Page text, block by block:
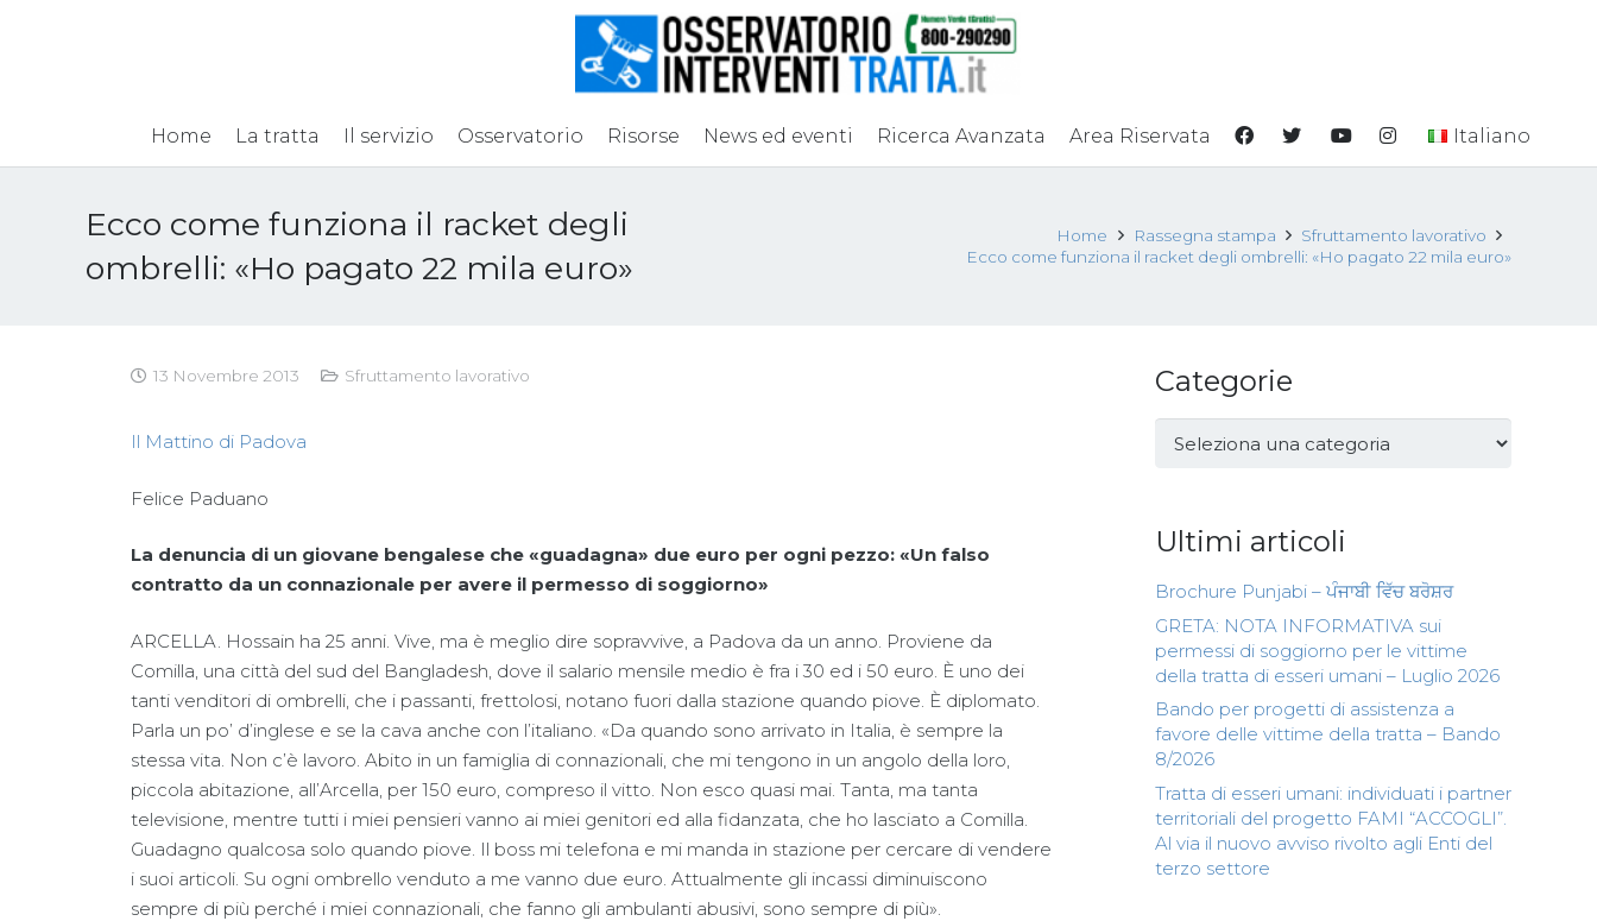
Home La tratta Il servizio Osservatorio Risorse News ed eventi Ricerca Avanzata Area Riservata Italiano
Ecco come funziona il racket degli
ombrelli: «Ho pagato 22 mila euro»
Home Rassegna stampa
Sfruttamento lavorativo
Ecco come funziona il racket degli ombrelli: «Ho pagato 22 mila euro»
13 Novembre 2013 Sfruttamento lavorativo
Il Mattino di Padova
Felice Paduano
La denuncia di un giovane bengalese che «guadagna» due euro per ogni pezzo: «Un falso
contratto da un connazionale per avere il permesso di soggiorno»
ARCELLA. Hossain ha 25 anni. Vive, ma è meglio dire sopravvive, a Padova da un anno. Proviene da
Comilla, una città del sud del Bangladesh, dove il salario mensile medio è fra i 30 ed i 50 euro. È uno dei
tanti venditori di ombrelli, che i passanti, frettolosi, notano fuori dalla stazione quando piove. È diplomato.
Parla un po’ d’inglese e se la cava anche con l’italiano. «Da quando sono arrivato in Italia, è sempre la
stessa vita. Non c’è lavoro. Abito in un famiglia di connazionali, che mi tengono in un angolo della loro,
piccola abitazione, all’Arcella, per 150 euro, compreso il vitto. Non esco quasi mai. Tanta, ma tanta
televisione, mentre tutti i miei pensieri vanno ai miei genitori ed alla fidanzata, che ho lasciato a Comilla.
Guadagno qualcosa solo quando piove. Il boss mi telefona e mi manda in stazione per cercare di vendere
i suoi articoli. Su ogni ombrello venduto a me vanno due euro. Attualmente gli incassi diminuiscono
sempre di più perché i miei connazionali, che fanno gli ambulanti abusivi, sono sempre di più».
Categorie
Categorie
Ultimi articoli
Brochure Punjabi – ਪੰਜਾਬੀ ਵਿੱਚ ਬਰੋਸ਼ਰ
GRETA: NOTA INFORMATIVA sui
permessi di soggiorno per le vittime
della tratta di esseri umani – Luglio 2026
Bando per progetti di assistenza a
favore delle vittime della tratta – Bando
8/2026
Tratta di esseri umani: individuati i partner
territoriali del progetto FAMI “ACCOGLI”.
Al via il nuovo avviso rivolto agli Enti del
terzo settore